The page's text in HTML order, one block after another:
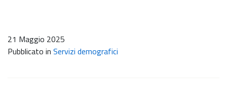
21 Maggio 2025
Pubblicato in Servizi demografici